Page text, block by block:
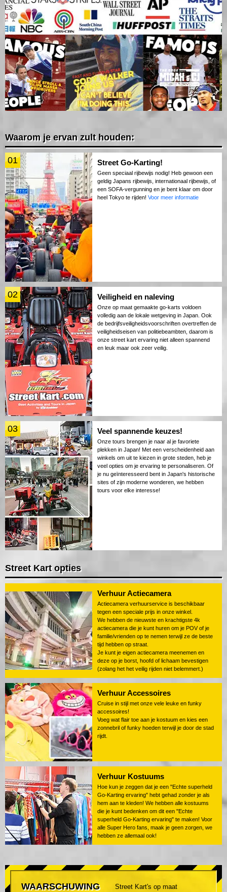
Waarom je ervan zult houden:
01 Street Go-Karting!
Geen speciaal rijbewijs nodig! Heb gewoon een
geldig Japans rijbewijs, internationaal rijbewijs, of
een SOFA-vergunning en je bent klaar om door
heel Tokyo te rijden! Voor meer informatie
02 Veiligheid en naleving
Onze op maat gemaakte go-karts voldoen
volledig aan de lokale wetgeving in Japan. Ook
de bedrijfsveiligheidsvoorschriften overtreffen de
veiligheidseisen van politiebeambten, daarom is
onze street kart ervaring niet alleen spannend
en leuk maar ook zeer veilig.
03 Veel spannende keuzes!
Onze tours brengen je naar al je favoriete
plekken in Japan! Met een verscheidenheid aan
winkels om uit te kiezen in grote steden, heb je
veel opties om je ervaring te personaliseren. Of
je nu geïnteresseerd bent in Japan's historische
sites of zijn moderne wonderen, we hebben
tours voor elke interesse!
Street Kart opties
Verhuur Actiecamera
Actiecamera verhuurservice is beschikbaar
tegen een speciale prijs in onze winkel.
We hebben de nieuwste en krachtigste 4k
actiecamera die je kunt huren om je POV of je
familie/vrienden op te nemen terwijl ze de beste
tijd hebben op straat.
Je kunt je eigen actiecamera meenemen en
deze op je borst, hoofd of lichaam bevestigen
(zolang het het veilig rijden niet belemmert.)
Verhuur Accessoires
Cruise in stijl met onze vele leuke en funky
accessoires!
Voeg wat flair toe aan je kostuum en kies een
zonnebril of funky hoeden terwijl je door de stad
rijdt.
Verhuur Kostuums
Hoe kun je zeggen dat je een "Echte superheld
Go-Karting ervaring" hebt gehad zonder je als
hem aan te kleden! We hebben alle kostuums
die je kunt bedenken om dit een "Echte
superheld Go-Karting ervaring" te maken! Voor
alle Super Hero fans, maak je geen zorgen, we
hebben ze allemaal ook!
WAARSCHUWING
Street Kart's op maat